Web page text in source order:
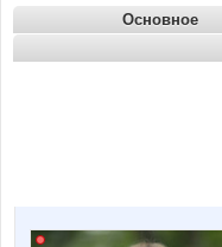
Основное